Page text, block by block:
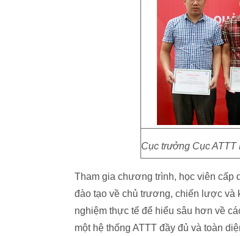
Cục trưởng Cục
Tham gia chương trình, học viên
đào tạo về chủ trương, chiến lược và
nghiệm thực tế để hiểu sâu hơn về
một hệ thống ATTT đầy đủ và toàn